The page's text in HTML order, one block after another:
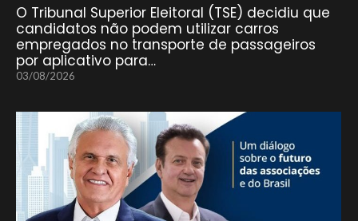
O Tribunal Superior Eleitoral (TSE) decidiu que
candidatos não podem utilizar carros
empregados no transporte de passageiros
por aplicativo para…
03/08/2026